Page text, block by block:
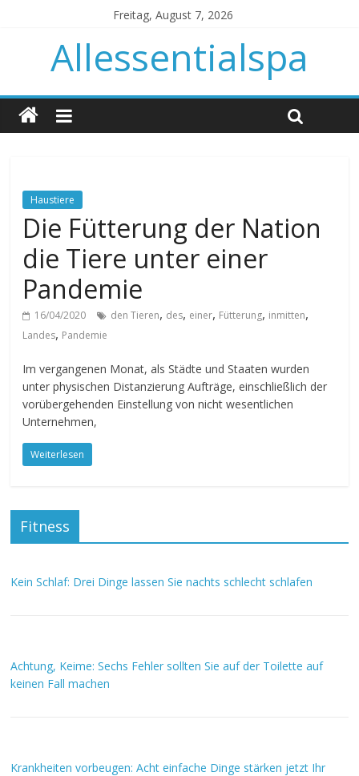
Freitag, August 7, 2026
Allessentialspa
Haustiere
Die Fütterung der Nation
die Tiere unter einer
Pandemie
16/04/2020 den Tieren, des, einer, Fütterung, inmitten,
Landes, Pandemie
Im vergangenen Monat, als Städte und Staaten wurden
unter physischen Distanzierung Aufträge, einschließlich der
vorübergehenden Einstellung von nicht wesentlichen
Unternehmen,
Weiterlesen
Fitness
Kein Schlaf: Drei Dinge lassen Sie nachts schlecht schlafen
Achtung, Keime: Sechs Fehler sollten Sie auf der Toilette auf
keinen Fall machen
Krankheiten vorbeugen: Acht einfache Dinge stärken jetzt Ihr